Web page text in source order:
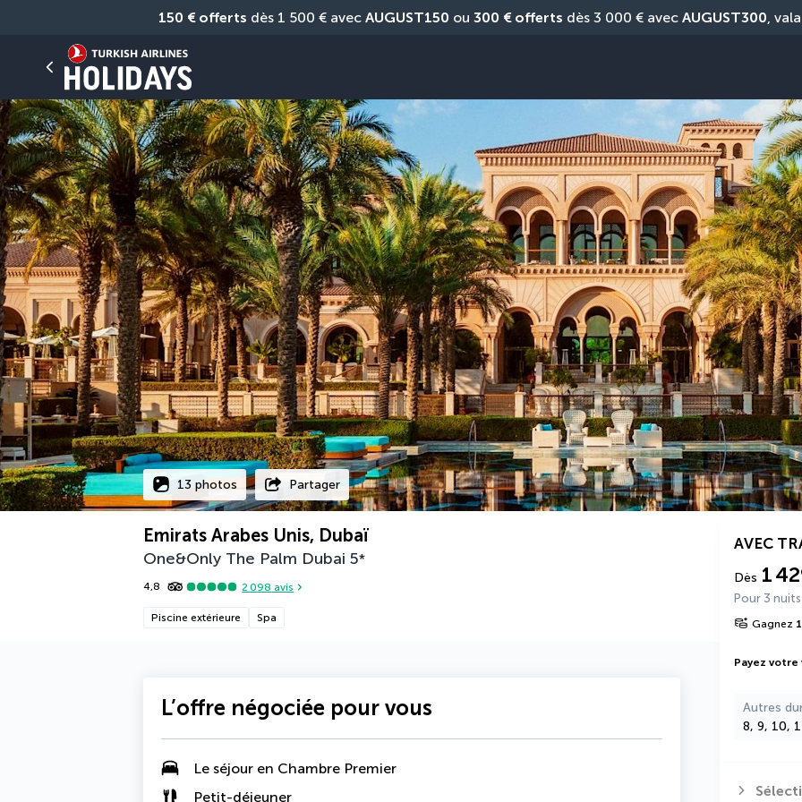
150 € offerts dès 1 500 € avec AUGUST150 ou 300 € offerts dès 3 000 € avec AUGUST300,
13 photos Partager
Emirats Arabes Unis, Dubaï
One&Only The Palm Dubai 5*
4,8 2 098 avis
Piscine extérieure Spa
AVEC
Dès 1
Pour 3 nuits
Gagnez
Payez votre
Autres
8, 9, 10,
L’offre négociée pour vous
Le séjour en Chambre Premier
Petit-déjeuner